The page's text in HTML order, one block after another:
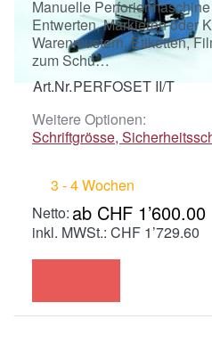
Manuelle
Entwerten, Markieren oder
Warenmustern, Etiketten,
zum Schü…
Art.Nr.PERFOSET II/T
Weitere Optionen:
Schriftgrösse,
3 - 4 Wochen
ab CHF 1’600.00
inkl. MWSt.: CHF 1’729.60